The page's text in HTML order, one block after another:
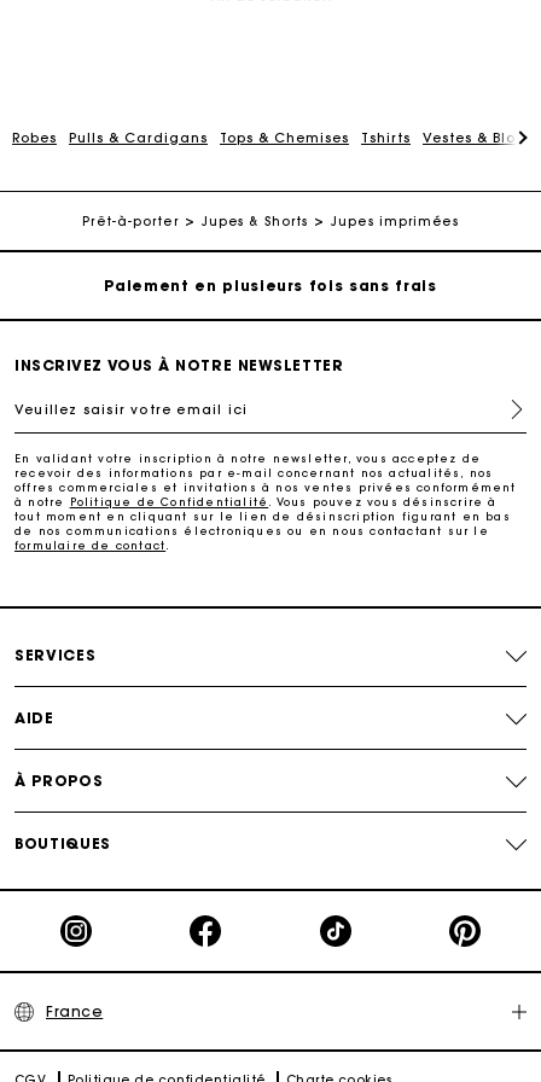
Robes Pulls & Cardigans Tops & Chemises Tshirts Vestes &
Prêt-à-porter Jupes & Shorts Jupes imprimées
Carte Cadeau Maje : la meilleure façon d'offrir le
Livraison à domicile offerte sous 2 jours ouvrés
Paiement en plusieurs fois sans frais
Echanges & Retours offerts
Carte Cadeau Maje : la meilleure façon d'offrir le
cadeau parfait
Livraison à domicile offerte sous 2 jours ouvrés
Echanges & Retours offerts
Carte Cadeau Maje : la meilleure façon d'offrir le
INSCRIVEZ VOUS À NOTRE NEWSLETTER
Veuillez saisir votre email ici
En validant votre inscription à notre newsletter, vous acceptez de
recevoir des informations par e-mail concernant nos actualités, nos
offres commerciales et invitations à nos ventes privées conformément
à notre
Politique de Confidentialité . Vous pouvez vous désinscrire à
tout moment en cliquant sur le lien de désinscription figurant en bas
de nos communications électroniques ou en nous contactant sur le
formulaire de contact.
SERVICES
AIDE
À PROPOS
BOUTIQUES
France